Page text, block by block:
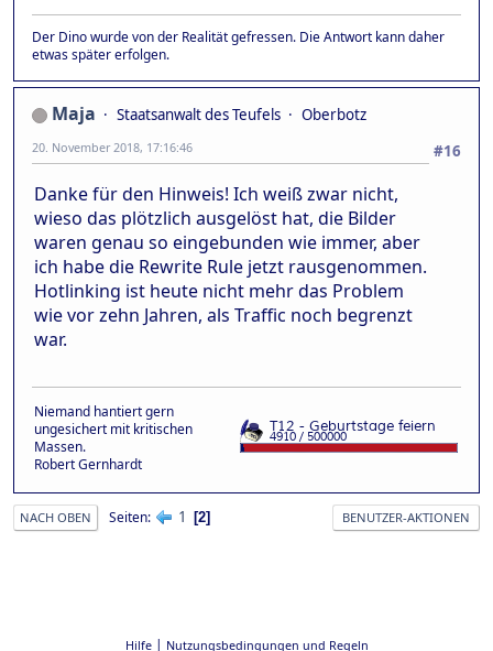
Der Dino wurde von der Realität gefressen. Die Antwort kann daher
etwas später erfolgen.
Maja Staatsanwalt des Teufels
Oberbotz
#16
20. November 2018, 17:16:46
Danke für den Hinweis! Ich weiß zwar nicht,
wieso das plötzlich ausgelöst hat, die Bilder
waren genau so eingebunden wie immer, aber
ich habe die Rewrite Rule jetzt rausgenommen.
Hotlinking ist heute nicht mehr das Problem
wie vor zehn Jahren, als Traffic noch begrenzt
war.
Niemand hantiert gern
ungesichert mit kritischen
Massen.
Robert Gernhardt
NACH OBEN Seiten 1 2 BENUTZER-AKTIONEN
Hilfe| Nutzungsbedingungen und Regeln